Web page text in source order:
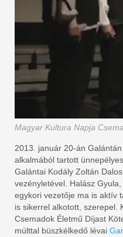
Magyar Kultura Napja
2013. január 20-án
alkalmából tartott
Galántai Kodály Zoltán
vezényletével. Halász
egykori vezetője ma is aktív
is sikerrel alkotott, szerepel.
Csemadok Életmű Díjast
múlttal büszkélkedő lévai